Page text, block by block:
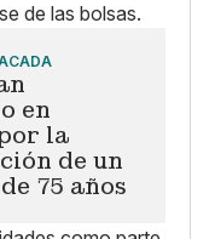
de las bolsas.
en
la
de un
75 años